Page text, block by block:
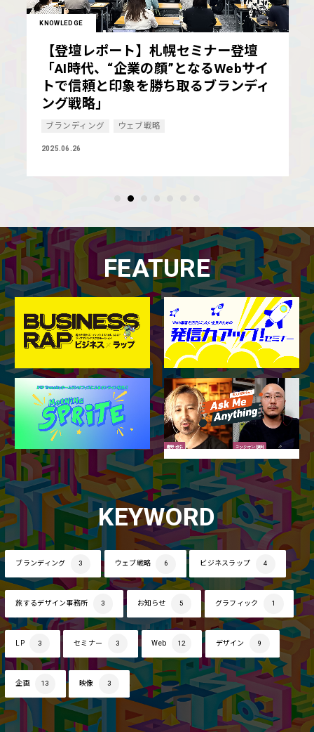
KNOWLEDGE
【登壇レポート】札幌セミナー登壇
「AI時代、“企業の顔”となるWebサイ
トで信頼と印象を勝ち取るブランディ
ング戦略」
ブランディング ウェブ戦略
2025.06.26
FEATURE
KEYWORD
ブランディング 3 ウェブ戦略 6 ビジネスラップ 4
旅するデザイン事務所 3 お知らせ 5 グラフィック 1
LP 3 セミナー 3 Web 12 デザイン 9
企画 13 映像 3